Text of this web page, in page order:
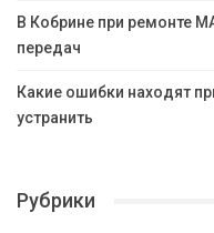
В Кобрине при ремонте
передач
Какие ошибки находят
устранить
Рубрики